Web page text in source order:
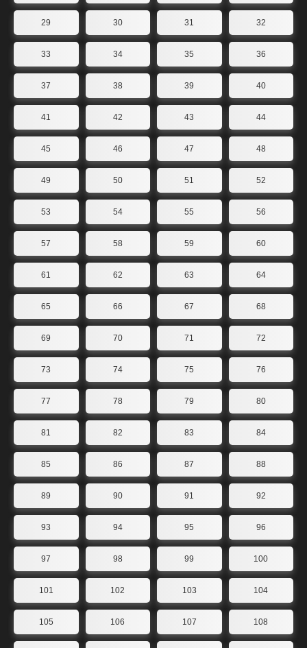
29 30 31 32
33 34 35 36
37 38 39 40
41 42 43 44
45 46 47 48
49 50 51 52
53 54 55 56
57 58 59 60
61 62 63 64
65 66 67 68
69 70 71 72
73 74 75 76
77 78 79 80
81 82 83 84
85 86 87 88
89 90 91 92
93 94 95 96
97 98 99 100
101 102 103 104
105 106 107 108